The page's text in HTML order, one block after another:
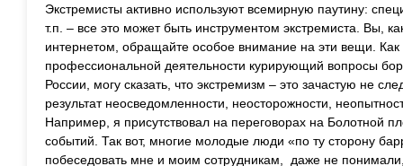
Экстремисты активно используют всемирную паутину:
т.п. – все это может быть инструментом экстремиста. Вы,
интернетом, обращайте особое внимание на эти вещи. Как
профессиональной деятельности курирующий вопросы
России, могу сказать, что экстремизм – это зачастую не
результат неосведомленности, неосторожности,
Например, я присутствовал на переговорах на Болотной
событий. Так вот, многие молодые люди «по ту сторону
побеседовать мне и моим сотрудникам, даже не